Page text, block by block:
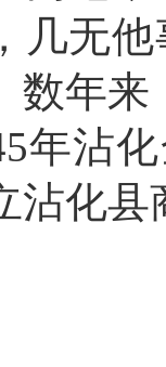
几无
数年
沾化
沾化县